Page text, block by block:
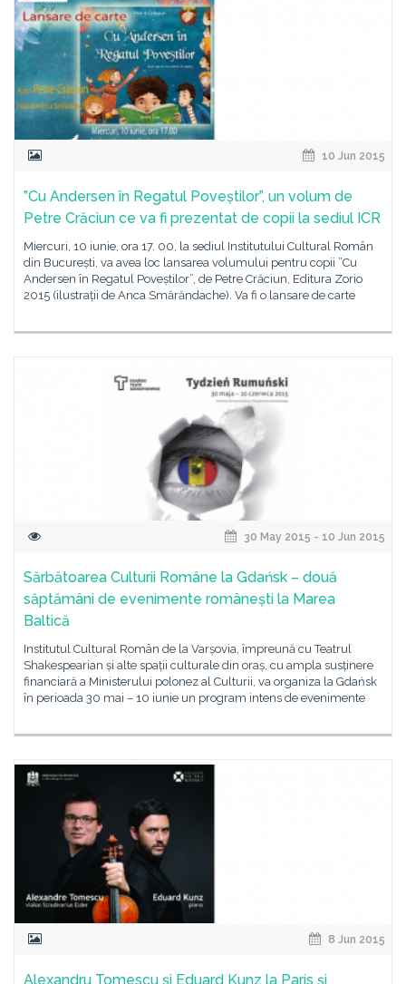
10 Jun 2015
”Cu Andersen în Regatul Poveștilor”, un volum de
Petre Crăciun ce va fi prezentat de copii la sediul ICR
Miercuri, 10 iunie, ora 17. 00, la sediul Institutului Cultural Român
din București, va avea loc lansarea volumului pentru copii ”Cu
Andersen în Regatul Poveștilor”, de Petre Crăciun, Editura Zorio
2015 (ilustrații de Anca Smărăndache). Va fi o lansare de carte
30 May 2015 - 10 Jun 2015
Sărbătoarea Culturii Române la Gdańsk – două
săptămâni de evenimente românești la Marea
Baltică
Institutul Cultural Român de la Varșovia, împreună cu Teatrul
Shakespearian și alte spații culturale din oraș, cu ampla susținere
financiară a Ministerului polonez al Culturii, va organiza la Gdańsk
în perioada 30 mai – 10 iunie un program intens de evenimente
8 Jun 2015
Alexandru Tomescu şi Eduard Kunz la Paris şi